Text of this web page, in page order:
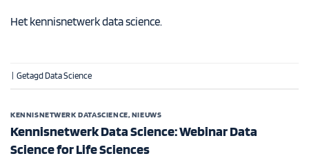
Het kennisnetwerk data science.
| GetagdData Science
KENNISNETWERK DATASCIENCE, NIEUWS
Kennisnetwerk Data Science: Webinar Data
Science for Life Sciences